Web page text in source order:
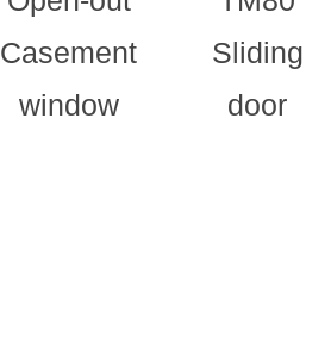
Casement
window
Sliding
door